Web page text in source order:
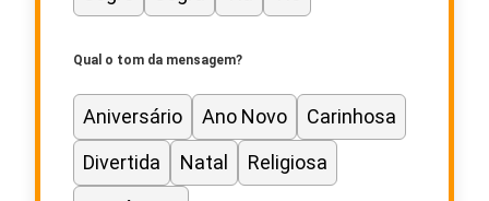
Qual o tom da mensagem?
Aniversário Ano Novo
Carinhosa
Divertida
Natal
Religiosa